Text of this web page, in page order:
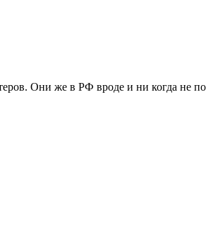
Они же в РФ вроде и ни когда не